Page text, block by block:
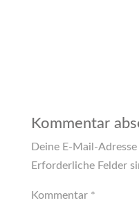
Kommentar
Deine E-Mail-
Erforderliche Felder
Kommentar *